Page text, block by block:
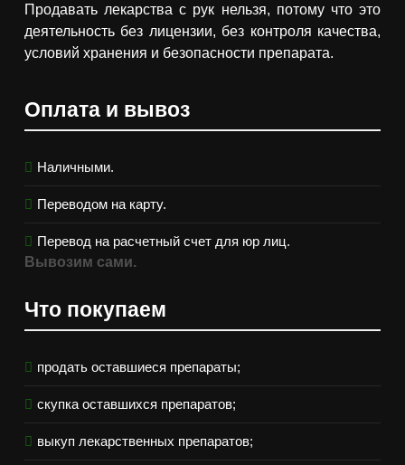
Продавать лекарства с рук нельзя, потому что это
деятельность без лицензии, без контроля качества,
условий хранения и безопасности препарата.
Оплата и вывоз
Наличными.
Переводом на карту.
Перевод на расчетный счет для юр лиц.
Вывозим сами.
Что покупаем
продать оставшиеся препараты;
скупка оставшихся препаратов;
выкуп лекарственных препаратов;